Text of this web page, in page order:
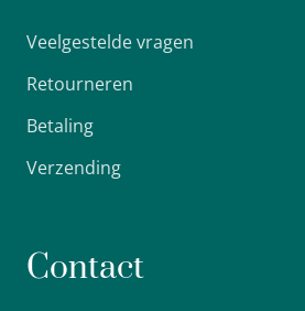
Veelgestelde vragen
Retourneren
Betaling
Verzending
Contact